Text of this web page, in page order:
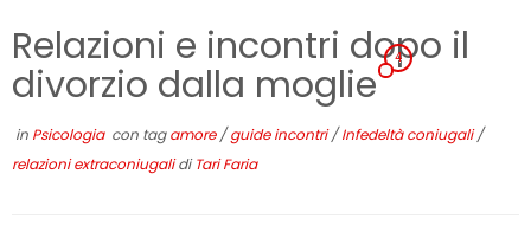
Relazioni e incontri dopo il
divorzio dalla moglie
4
in Psicologia con tagamore/guide incontri/Infedeltà coniugali/
relazioni extraconiugalidiTari Faria